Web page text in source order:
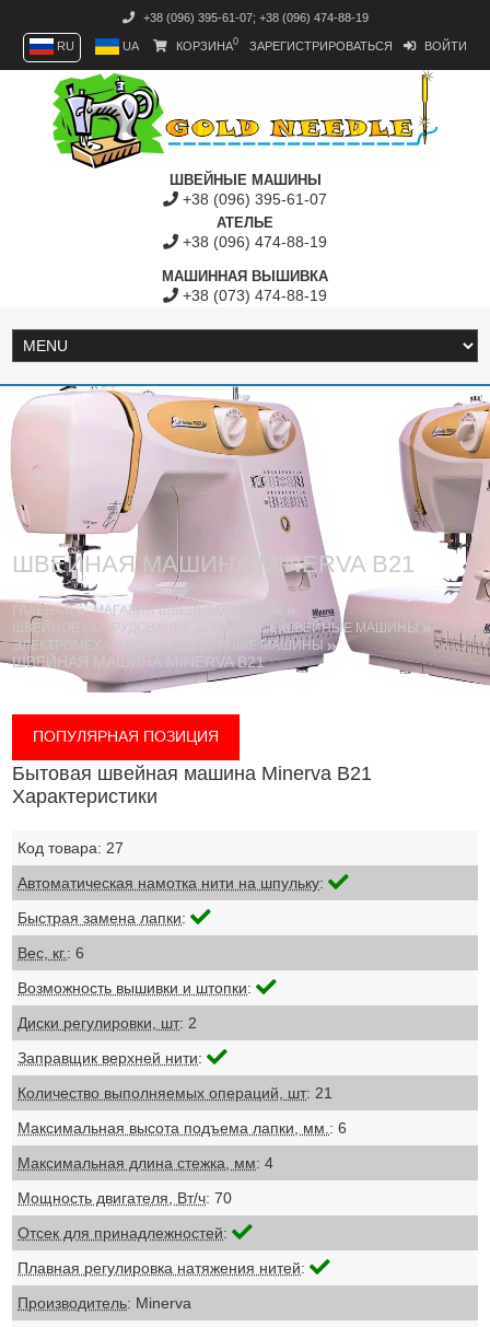
+38 (096) 395-61-07; +38 (096) 474-88-19
RU UA КОРЗИНА0 ЗАРЕГИСТРИРОВАТЬСЯ ВОЙТИ
ШВЕЙНЫЕ МАШИНЫ
+38 (096) 395-61-07
АТЕЛЬЕ
+38 (096) 474-88-19
МАШИННАЯ ВЫШИВКА
+38 (073) 474-88-19
ШВЕЙНАЯ МАШИНА MINERVA B21
ГЛАВНАЯ
МАГАЗИН ШВЕЙНЫХ МАШИН
ШВЕЙНОЕ ОБОРУДОВАНИЕ
БЫТОВЫЕ ШВЕЙНЫЕ МАШИНЫ
ЭЛЕКТРОМЕХАНИЧЕСКИЕ ШВЕЙНЫЕ МАШИНЫ
ШВЕЙНАЯ МАШИНА MINERVA B21
ПОПУЛЯРНАЯ ПОЗИЦИЯ
Бытовая швейная машина Minerva B21
Характеристики
Код товара: 27
Автоматическая намотка нити на шпульку:
Быстрая замена лапки:
Вес, кг.: 6
Возможность вышивки и штопки:
Диски регулировки, шт: 2
Заправщик верхней нити:
Количество выполняемых операций, шт: 21
Максимальная высота подъема лапки, мм. : 6
Максимальная длина стежка, мм: 4
Мощность двигателя, Вт/ч: 70
Отсек для принадлежностей:
Плавная регулировка натяжения нитей:
Производитель: Minerva